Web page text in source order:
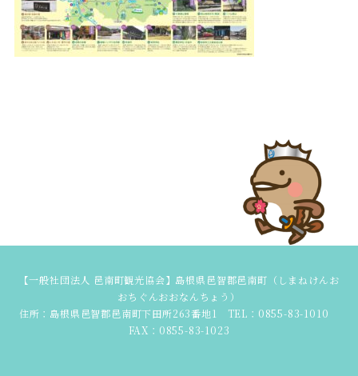
【一般社団法人 邑南町観光協会】島根県邑智郡邑南町（しまねけんお
おちぐんおおなんちょう）
住所：島根県邑智郡邑南町下田所263番地1 TEL：0855-83-1010
FAX：0855-83-1023